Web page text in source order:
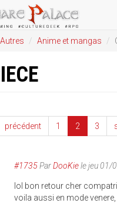
Autres Anime et mangas
précédent 1 2 3
#1735ParDooKiele jeu 01/
lol bon retour cher
voila aussi en mode